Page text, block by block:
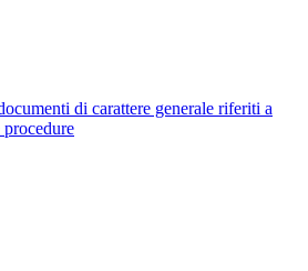
di carattere generale riferiti a
procedure